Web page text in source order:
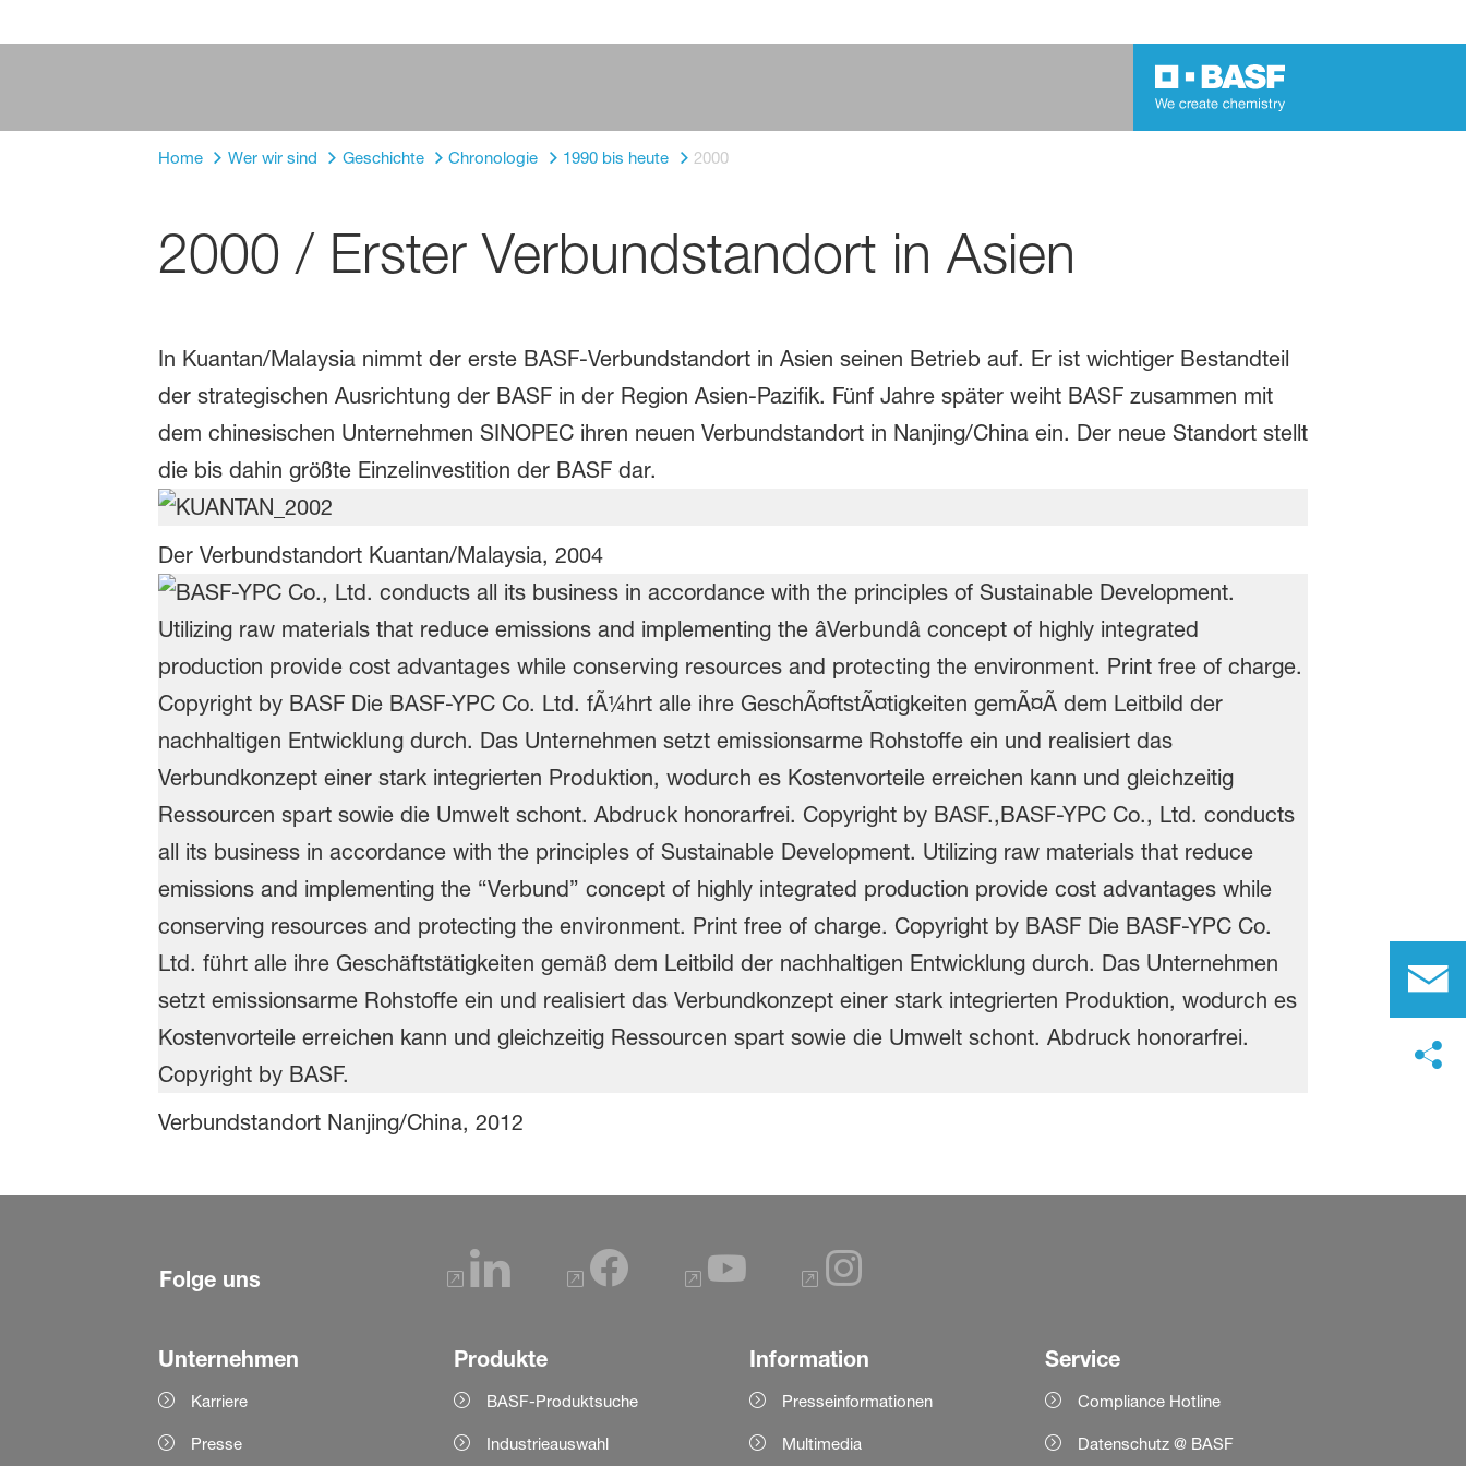
Home Wer wir sind Geschichte Chronologie 1990 bis heute 2000
2000 / Erster Verbundstandort in Asien
In Kuantan/Malaysia nimmt der erste BASF-Verbundstandort in Asien seinen Betrieb auf. Er ist wichtiger Bestandteil
der strategischen Ausrichtung der BASF in der Region Asien-Pazifik. Fünf Jahre später weiht BASF zusammen mit
dem chinesischen Unternehmen SINOPEC ihren neuen Verbundstandort in Nanjing/China ein. Der neue Standort stellt
die bis dahin größte Einzelinvestition der BASF dar.
Der Verbundstandort Kuantan/Malaysia, 2004
Verbundstandort Nanjing/China, 2012
Folge uns
Unternehmen
Karriere
Presse
Produkte
BASF-Produktsuche
Industrieauswahl
Information
Presseinformationen
Multimedia
Service
Compliance Hotline
Datenschutz @ BASF